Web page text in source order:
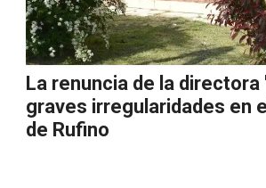
La renuncia de la directora
graves irregularidades en
de Rufino